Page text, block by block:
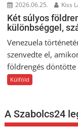
2026.06.25. Kiss
Két súlyos
különbséggel,
Venezuela
szenvedte el,
földrengés döntötte
Külföld
A Szabolcs24